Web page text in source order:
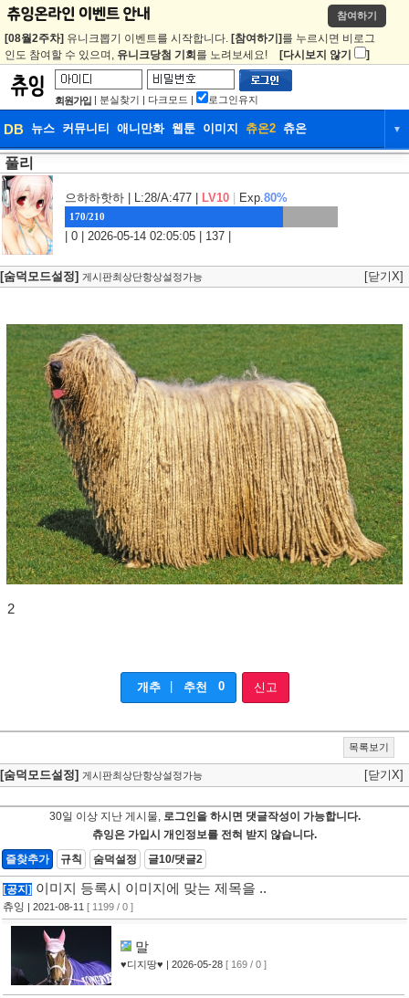
참여하기
[08월2주차] 유니크뽑기 이벤트를 시작합니다. [참여하기] 를 누르시면 비로그
인도 참여할 수 있으며, 유니크당첨 기회 를 노려보세요! [다시보지 않기 ]
회원가입 | 분실찾기 | 다크모드 | 로그인유지
DB 뉴스 커뮤니티 애니만화 웹툰 이미지 츄온2 츄온 ▼
웹툰 이미지 츄온2
풀리
으하하핫하 | L:28/A:477 | LV10 Exp.80%
170/210
| 0 | 2026-05-14 02:05:05 | 137 |
[숨덕모드설정] 게시판최상단항상설정가능 [닫기X]
2
개추 추천 0 신고
목록보기
[숨덕모드설정] 게시판최상단항상설정가능 [닫기X]
30일 이상 지난 게시물, 로그인을 하시면 댓글작성이 가능합니다.
츄잉은 가입시 개인정보를 전혀 받지 않습니다.
즐찾추가
규칙 숨덕설정 글10/댓글2
[공지] 이미지 등록시 이미지에 맞는 제목을 ..
츄잉 | 2021-08-11 [ 1199 / 0 ]
말
♥디지땅♥ | 2026-05-28 [ 169 / 0 ]